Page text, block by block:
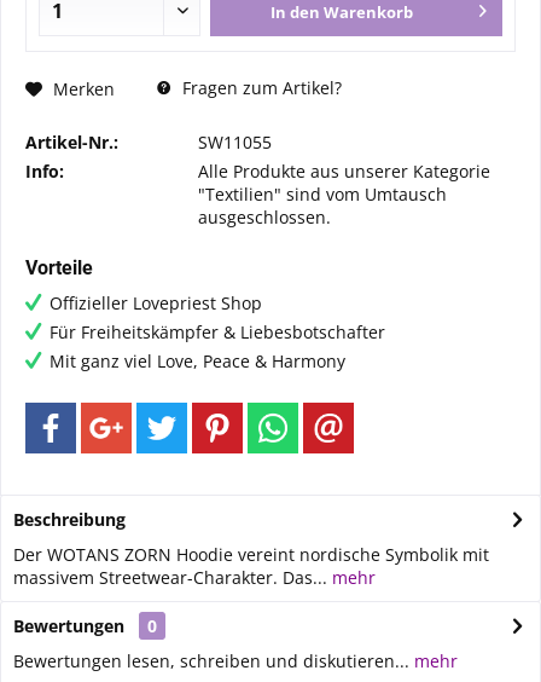
In den Warenkorb
Merken Fragen zum Artikel?
Artikel-Nr.:
SW11055
Info:
Alle Produkte aus unserer Kategorie
"Textilien" sind vom Umtausch
ausgeschlossen.
Vorteile
Offizieller Lovepriest Shop
Für Freiheitskämpfer & Liebesbotschafter
Mit ganz viel Love, Peace & Harmony
Beschreibung
Der WOTANS ZORN Hoodie vereint nordische Symbolik mit
massivem Streetwear-Charakter. Das... mehr
Bewertungen
0
Bewertungen lesen, schreiben und diskutieren... mehr